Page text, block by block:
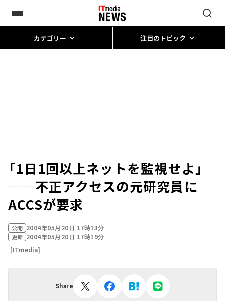
カテゴリー 注目のトピック
「1日1回以上ネットを監視せよ」
──不正アクセスの元研究員に
ACCSが要求
公開 2004年05月20日 17時13分
更新 2004年05月20日 17時19分
[ITmedia]
Share